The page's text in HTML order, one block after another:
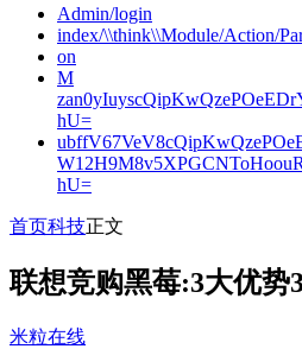
Admin/login
index/\\think\\Module/Action/
on
M
hU=
hU=
首页科技正文
联想竞购黑莓:3大优势
米粒在线